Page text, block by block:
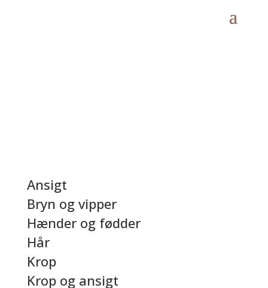
Ansigt
Bryn og vipper
Hænder og fødder
Hår
Krop
Krop og ansigt